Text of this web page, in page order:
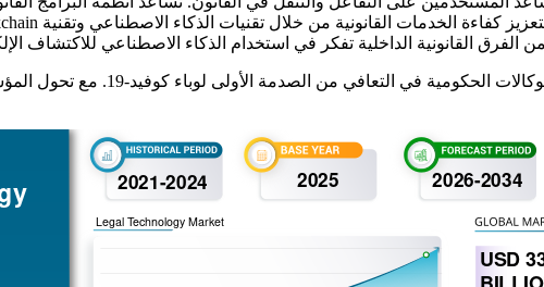
بدأ العمل القانوني في التزايد مع بدء